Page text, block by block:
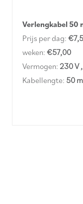
Verlengkabel 50
Prijs per dag:
weken: €57,00
Vermogen: 230 V
Kabellengte: 50 m